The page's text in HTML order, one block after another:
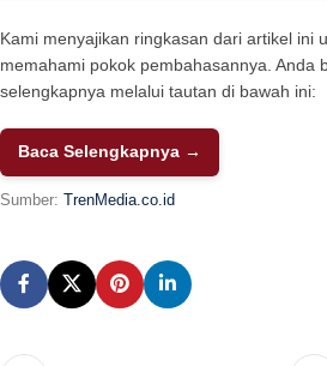
Kami menyajikan ringkasan dari artikel ini
memahami pokok pembahasannya. Anda
selengkapnya melalui tautan di bawah ini:
Baca Selengkapnya →
Sumber: TrenMedia.co.id